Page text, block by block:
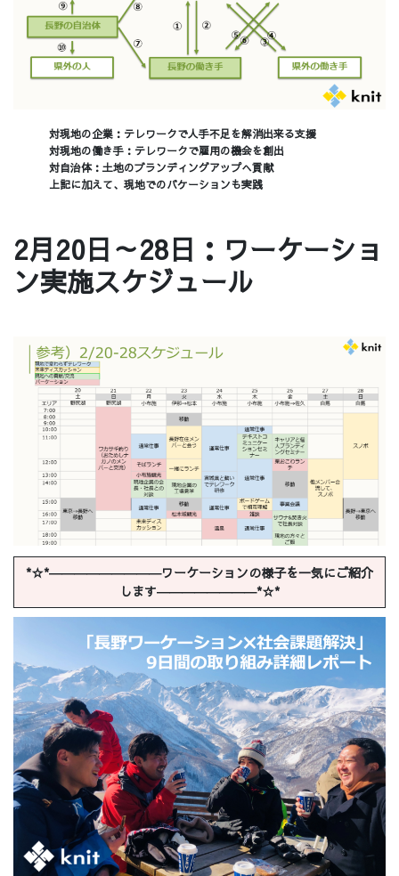
対現地の企業：テレワークで人手不足を解消出来る支援
対現地の働き手：テレワークで雇用の機会を創出
対自治体：土地のブランディングアップへ貢献
上記に加えて、現地でのバケーションも実践​
2月20日～28日：ワーケーショ
ン実施スケジュール
*☆*―――――――――ワーケーションの様子を一気にご紹介
します――――――――*☆*